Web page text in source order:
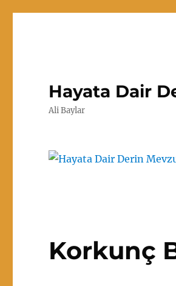
Hayata Dair
Ali Baylar
Korkunç